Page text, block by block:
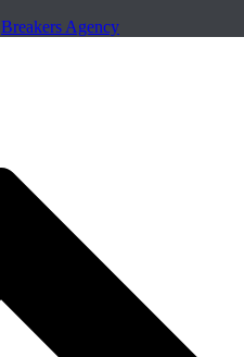
Breakers Agency